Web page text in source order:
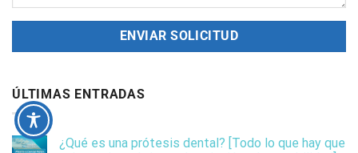
ÚLTIMAS ENTRADAS
¿Qué es una prótesis dental? [Todo lo que hay que